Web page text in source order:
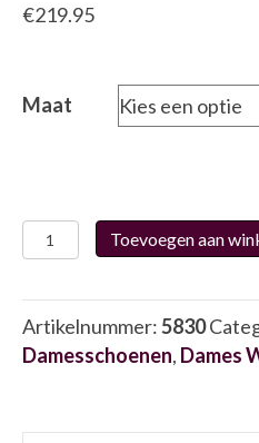
€219.95
Maat
Durea
6128
aantal
Toevoegen aan
Artikelnummer:5830
Damesschoenen, Dames